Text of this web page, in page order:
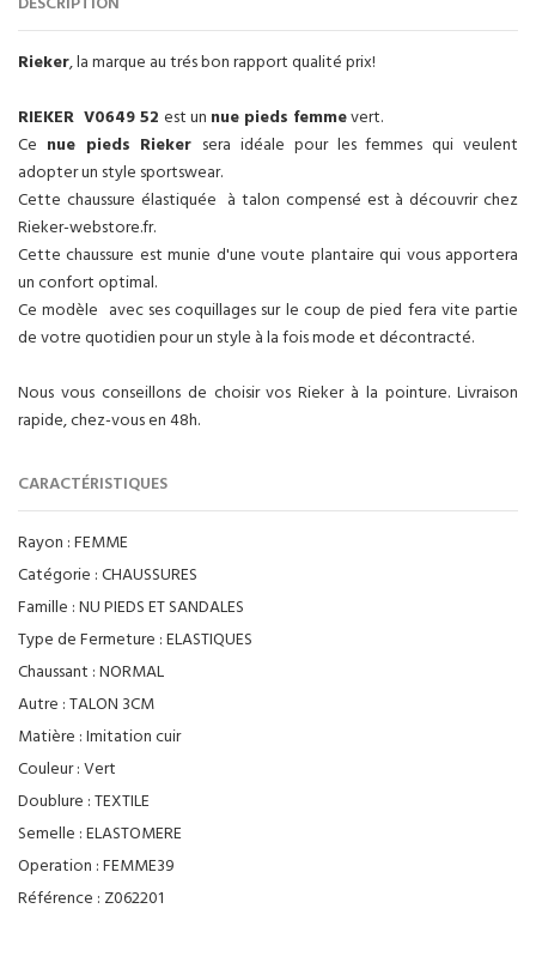
Rieker, la marque au trés bon rapport qualité prix!
RIEKER V0649 52 est un nue pieds femmevert.
Ce nue pieds Rieker sera idéale pour les femmes qui veulent
adopter un style sportswear.
Cette chaussure élastiquée à talon compensé est à découvrir chez
Rieker-webstore.fr.
Cette chaussure est munie d'une voute plantaire qui vous apportera
un confort optimal.
Ce modèle avec ses coquillages sur le coup de pied fera vite partie
de votre quotidien pour un style à la fois mode et décontracté.
Nous vous conseillons de choisir vos Rieker à la pointure. Livraison
rapide, chez-vous en 48h.
CARACTÉRISTIQUES
Rayon :FEMME
Catégorie :CHAUSSURES
Famille :NU PIEDS ET SANDALES
Type de Fermeture :ELASTIQUES
Chaussant :NORMAL
Autre :TALON 3CM
Matière :Imitation cuir
Couleur :Vert
Doublure :TEXTILE
Semelle :ELASTOMERE
Operation :FEMME39
Référence : Z062201